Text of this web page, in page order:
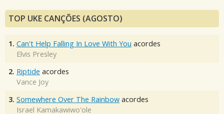
TOP UKE CANÇÕES (AGOSTO)
1. Can't Help Falling In Love With You acordes
Elvis Presley
2. Riptide acordes
Vance Joy
3. Somewhere Over The Rainbow acordes
Israel Kamakawiwo'ole